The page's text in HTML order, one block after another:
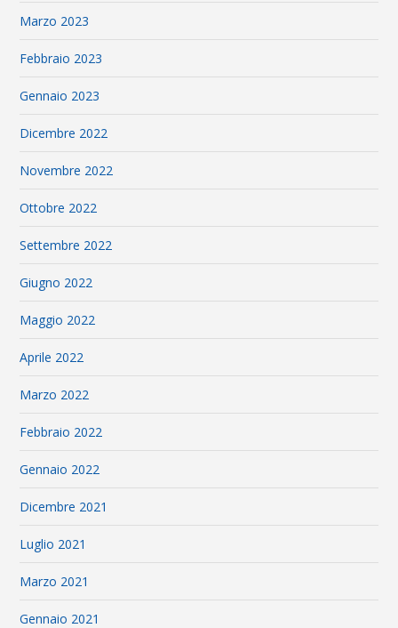
Marzo 2023
Febbraio 2023
Gennaio 2023
Dicembre 2022
Novembre 2022
Ottobre 2022
Settembre 2022
Giugno 2022
Maggio 2022
Aprile 2022
Marzo 2022
Febbraio 2022
Gennaio 2022
Dicembre 2021
Luglio 2021
Marzo 2021
Gennaio 2021